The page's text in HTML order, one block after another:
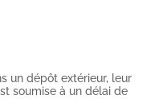
un dépôt extérieur, leur
soumise à un délai de